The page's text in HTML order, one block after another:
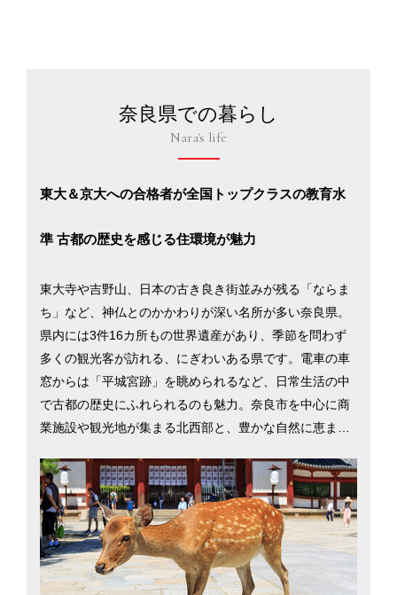
奈良県での暮らし
Nara's life
東大＆京大への合格者が全国トップクラスの教育水
準 古都の歴史を感じる住環境が魅力
東大寺や吉野山、日本の古き良き街並みが残る「ならま
ち」など、神仏とのかかわりが深い名所が多い奈良県。
県内には3件16カ所もの世界遺産があり、季節を問わず
多くの観光客が訪れる、にぎわいある県です。電車の車
窓からは「平城宮跡」を眺められるなど、日常生活の中
で古都の歴史にふれられるのも魅力。奈良市を中心に商
業施設や観光地が集まる北西部と、豊かな自然に恵まれ
ています。気候は一年の寒暖差が激しく、奥大和では積
雪がある地域もあります。電車で大阪へは最短約30分、
京都までは約40分でアクセスできることから、住環境の
良い奈良に居住を構え、県外へ通勤・通学する家庭も多
数。奈良市にある「東大寺学園」や「西大和学園」は全
国レベルの有名進学校で、東大＆京大への合格者は全国